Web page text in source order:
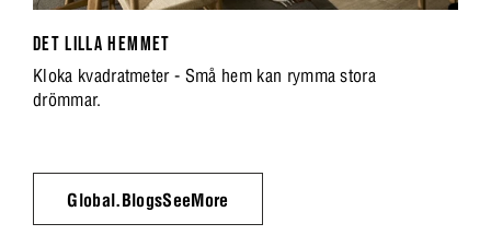
DET LILLA HEMMET
Kloka kvadratmeter - Små hem kan rymma stora
drömmar.
Global.BlogsSeeMore